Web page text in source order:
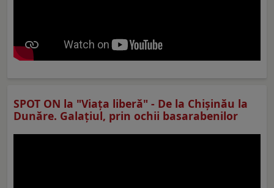
SPOT ON la "Viaţa liberă" - De la Chișinău la
Dunăre. Galațiul, prin ochii basarabenilor